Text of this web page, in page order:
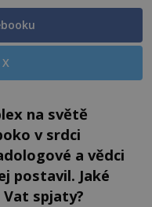
na světě
v srdci
a vědci
postavil. Jaké
spjaty?